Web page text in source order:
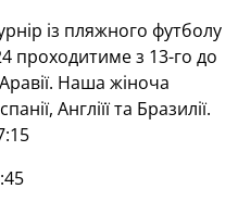
із пляжного футболу
проходитиме з 13-го до
Наша жіноча
Англіїї та Бразилії.